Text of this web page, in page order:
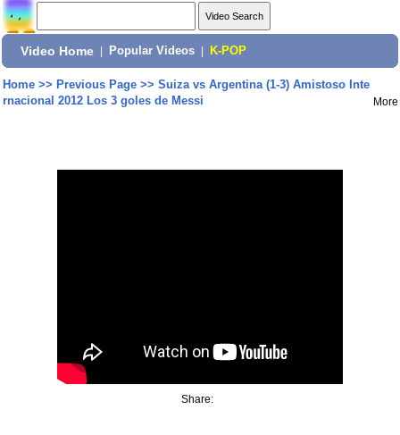
Video Home Popular Videos K-POP
Home>> Previous Page>> Suiza vs Argentina (1-3) Amistoso Inte
rnacional 2012 Los 3 goles de Messi
More
Share: